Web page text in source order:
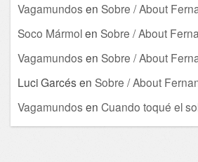
Vagamundos en Sobre / About
Soco Mármolen Sobre / About
Vagamundos en Sobre / About
Luci Garcés en Sobre / About
Vagamundos en Cuando toqué el